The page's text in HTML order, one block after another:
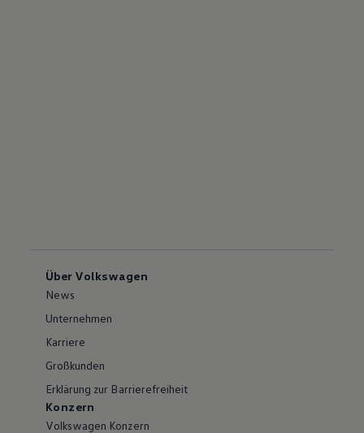
Über Volkswagen
News
Unternehmen
Karriere
Großkunden
Erklärung zur Barrierefreiheit
Konzern
Volkswagen Konzern